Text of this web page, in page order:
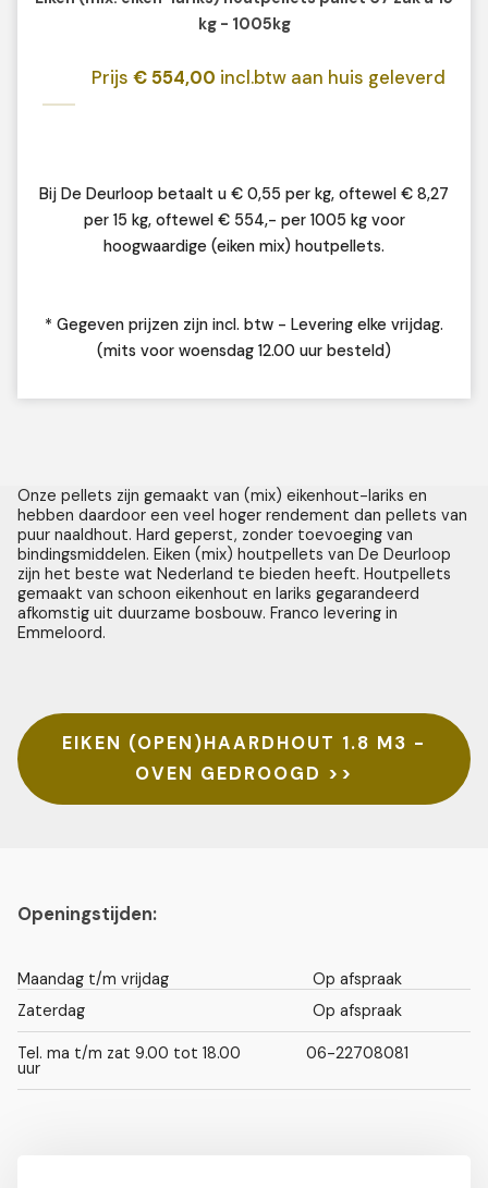
kg - 1005kg
Prijs € 554,00 incl.btw aan huis geleverd
Bij De Deurloop betaalt u € 0,55 per kg, oftewel € 8,27
per 15 kg, oftewel € 554,- per 1005 kg voor
hoogwaardige (eiken mix) houtpellets.
* Gegeven prijzen zijn incl. btw - Levering elke vrijdag.
(mits voor woensdag 12.00 uur besteld)
Onze pellets zijn gemaakt van (mix) eikenhout-lariks en
hebben daardoor een veel hoger rendement dan pellets van
puur naaldhout. Hard geperst, zonder toevoeging van
bindingsmiddelen. Eiken (mix) houtpellets van De Deurloop
zijn het beste wat Nederland te bieden heeft. Houtpellets
gemaakt van schoon eikenhout en lariks gegarandeerd
afkomstig uit duurzame bosbouw. Franco levering in
Emmeloord.
EIKEN (OPEN)HAARDHOUT 1.8 M3 -
OVEN GEDROOGD >>
Openingstijden:
Maandag t/m vrijdag
Op afspraak
Zaterdag
Op afspraak
Tel. ma t/m zat 9.00 tot 18.00
uur
06-22708081